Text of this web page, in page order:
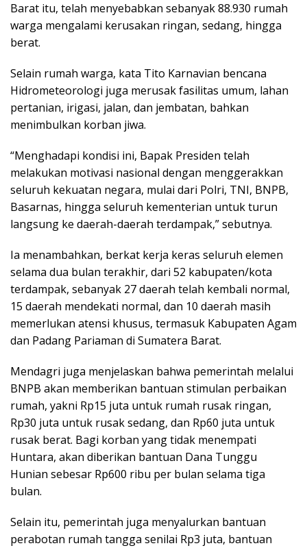
Barat itu, telah menyebabkan sebanyak 88.930 rumah
warga mengalami kerusakan ringan, sedang, hingga
berat.
Selain rumah warga, kata Tito Karnavian bencana
Hidrometeorologi juga merusak fasilitas umum, lahan
pertanian, irigasi, jalan, dan jembatan, bahkan
menimbulkan korban jiwa.
“Menghadapi kondisi ini, Bapak Presiden telah
melakukan motivasi nasional dengan menggerakkan
seluruh kekuatan negara, mulai dari Polri, TNI, BNPB,
Basarnas, hingga seluruh kementerian untuk turun
langsung ke daerah-daerah terdampak,” sebutnya.
Ia menambahkan, berkat kerja keras seluruh elemen
selama dua bulan terakhir, dari 52 kabupaten/kota
terdampak, sebanyak 27 daerah telah kembali normal,
15 daerah mendekati normal, dan 10 daerah masih
memerlukan atensi khusus, termasuk Kabupaten Agam
dan Padang Pariaman di Sumatera Barat.
Mendagri juga menjelaskan bahwa pemerintah melalui
BNPB akan memberikan bantuan stimulan perbaikan
rumah, yakni Rp15 juta untuk rumah rusak ringan,
Rp30 juta untuk rusak sedang, dan Rp60 juta untuk
rusak berat. Bagi korban yang tidak menempati
Huntara, akan diberikan bantuan Dana Tunggu
Hunian sebesar Rp600 ribu per bulan selama tiga
bulan.
Selain itu, pemerintah juga menyalurkan bantuan
perabotan rumah tangga senilai Rp3 juta, bantuan